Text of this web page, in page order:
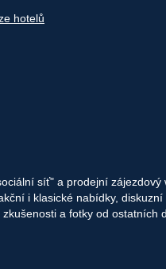
hotelů
síť" a prodejní zájezdový
i klasické nabídky, diskuzní
a fotky od ostatních